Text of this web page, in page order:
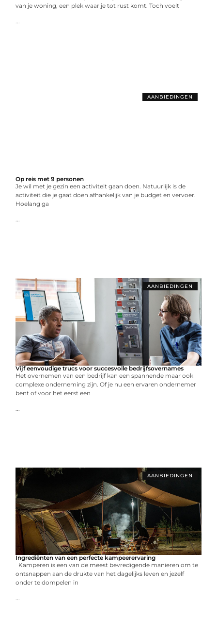
van je woning, een plek waar je tot rust komt. Toch voelt
...
AANBIEDINGEN
Op reis met 9 personen
Je wil met je gezin een activiteit gaan doen. Natuurlijk is de
activiteit die je gaat doen afhankelijk van je budget en vervoer.
Hoelang ga
...
AANBIEDINGEN
Vijf eenvoudige trucs voor succesvolle bedrijfsovernames
Het overnemen van een bedrijf kan een spannende maar ook
complexe onderneming zijn. Of je nu een ervaren ondernemer
bent of voor het eerst een
...
AANBIEDINGEN
Ingrediënten van een perfecte kampeerervaring
Kamperen is een van de meest bevredigende manieren om te
ontsnappen aan de drukte van het dagelijks leven en jezelf
onder te dompelen in
...